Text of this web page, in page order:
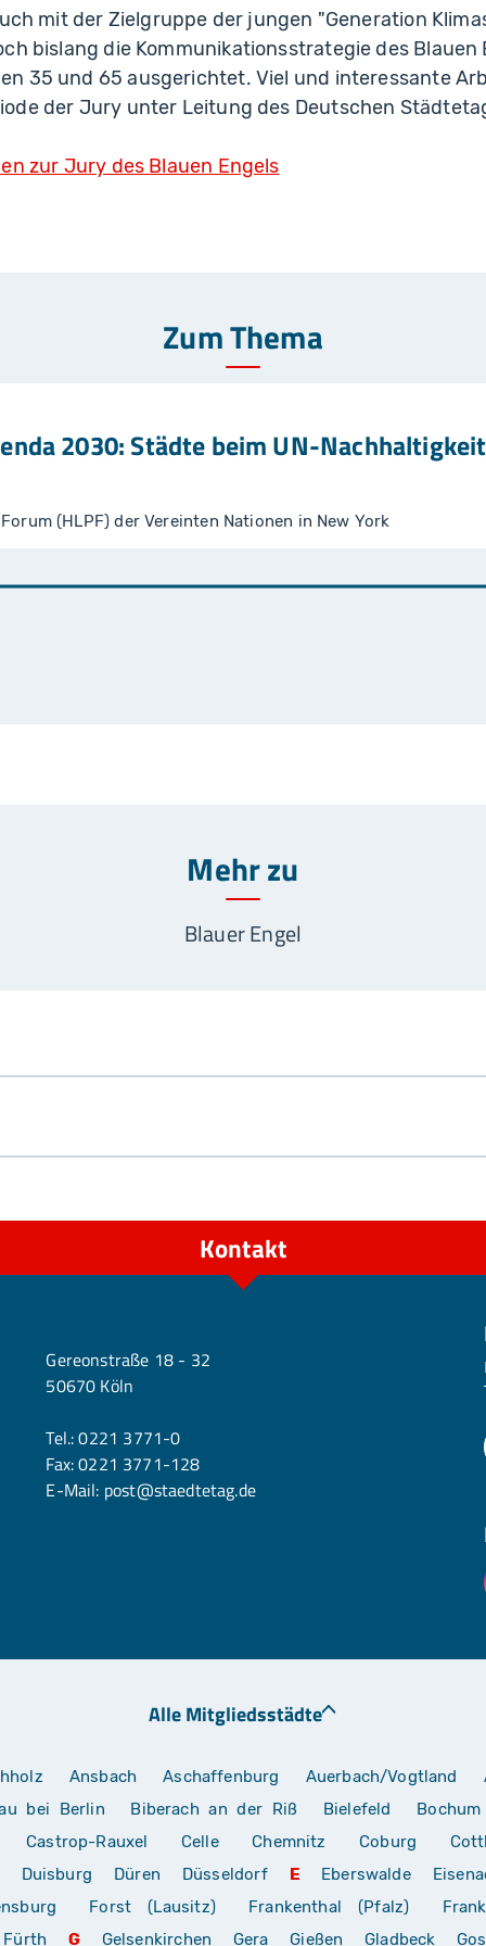
mit der Zielgruppe der jungen "Generation
bislang die Kommunikationsstrategie des Blauen
35 und 65 ausgerichtet. Viel und interessante
der Jury unter Leitung des Deutschen
zur Jury des Blauen Engels
Zum Thema
2030: Städte beim UN-
(HLPF) der Vereinten Nationen in New York
Mehr zu
Blauer Engel
Kontakt
Gereonstraße 18 - 32
50670 Köln
Tel.:0221 3771-0
Fax: 0221 3771-128
E-Mail: post@staedtetag.de
Alle Mitgliedsstädte
Ansbach Aschaffenburg Auerbach/Vogtland
bei Berlin
Biberach an der Riß Bielefeld
Bochum
Castrop-Rauxel
Celle Chemnitz Coburg
Duisburg
Düren Düsseldorf E Eberswalde
Forst (Lausitz) Frankenthal (Pfalz)
Fürth
G Gelsenkirchen Gera Gießen Gladbeck